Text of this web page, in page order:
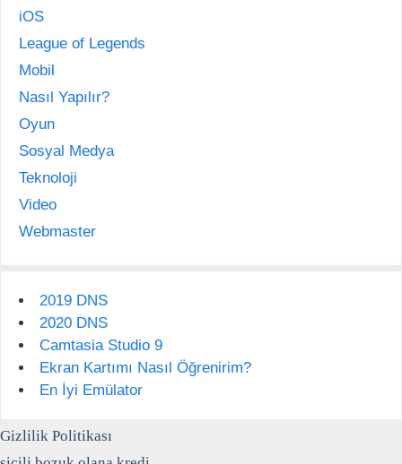
iOS
League of Legends
Mobil
Nasıl Yapılır?
Oyun
Sosyal Medya
Teknoloji
Video
Webmaster
2019 DNS
2020 DNS
Camtasia Studio 9
Ekran Kartımı Nasıl Öğrenirim?
En İyi Emülator
Gizlilik Politikası